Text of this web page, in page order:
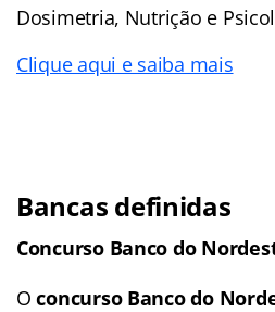
Dosimetria, Nutrição e
Clique aqui e saiba mais
Bancas definidas
Concurso Banco do
Oconcurso Banco do